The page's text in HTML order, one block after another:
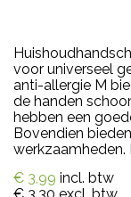
voor universeel
anti-allergie M
de handen
hebben een
Bovendien
werkzaamheden.
€ 3,99 incl. btw